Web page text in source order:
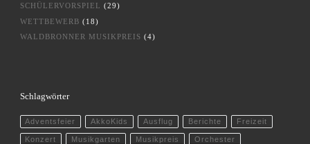
SCHÜLERVORSPIEL (29)
WETTBEWERB (18)
WALDBRONNER MUSIKPREIS (4)
Schlagwörter
Adventsfeier AkkoKids Ausflug Berichte Freizeit
Konzert Musikgarten Musikpreis Orchester